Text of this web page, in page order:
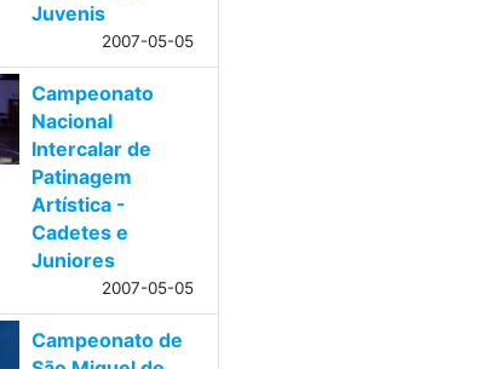
Juvenis
2007-05-05
Campeonato
Nacional
Intercalar de
Patinagem
Artística -
Cadetes e
Juniores
2007-05-05
Campeonato de